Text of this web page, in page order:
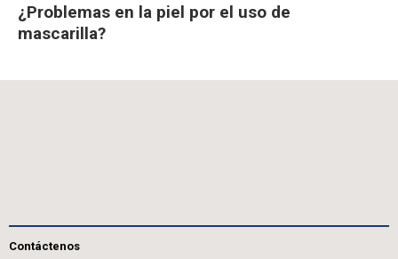
¿Problemas en la piel por el uso de
mascarilla?
Contáctenos